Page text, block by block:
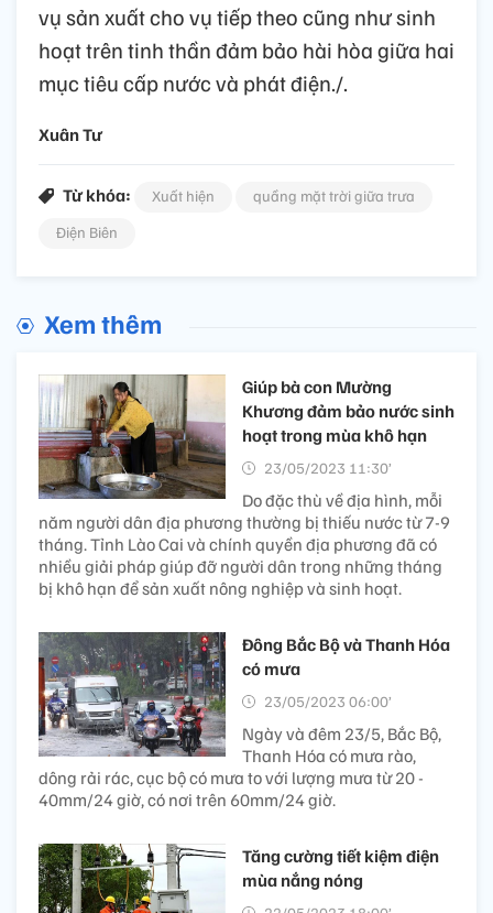
vụ sản xuất cho vụ tiếp theo cũng như sinh
hoạt trên tinh thần đảm bảo hài hòa giữa hai
mục tiêu cấp nước và phát điện./.
Xuân Tư
Từ khóa: Xuất hiện
quầng mặt trời giữa trưa
Điện Biên
Xem thêm
Giúp bà con Mường
Khương đảm bảo nước sinh
hoạt trong mùa khô hạn
23/05/2023 11:30’
Do đặc thù về địa hình, mỗi
năm người dân địa phương thường bị thiếu nước từ 7-9
tháng. Tỉnh Lào Cai và chính quyền địa phương đã có
nhiều giải pháp giúp đỡ người dân trong những tháng
bị khô hạn để sản xuất nông nghiệp và sinh hoạt.
Đông Bắc Bộ và Thanh Hóa
có mưa
23/05/2023 06:00’
Ngày và đêm 23/5, Bắc Bộ,
Thanh Hóa có mưa rào,
dông rải rác, cục bộ có mưa to với lượng mưa từ 20 -
40mm/24 giờ, có nơi trên 60mm/24 giờ.
Tăng cường tiết kiệm điện
mùa nắng nóng